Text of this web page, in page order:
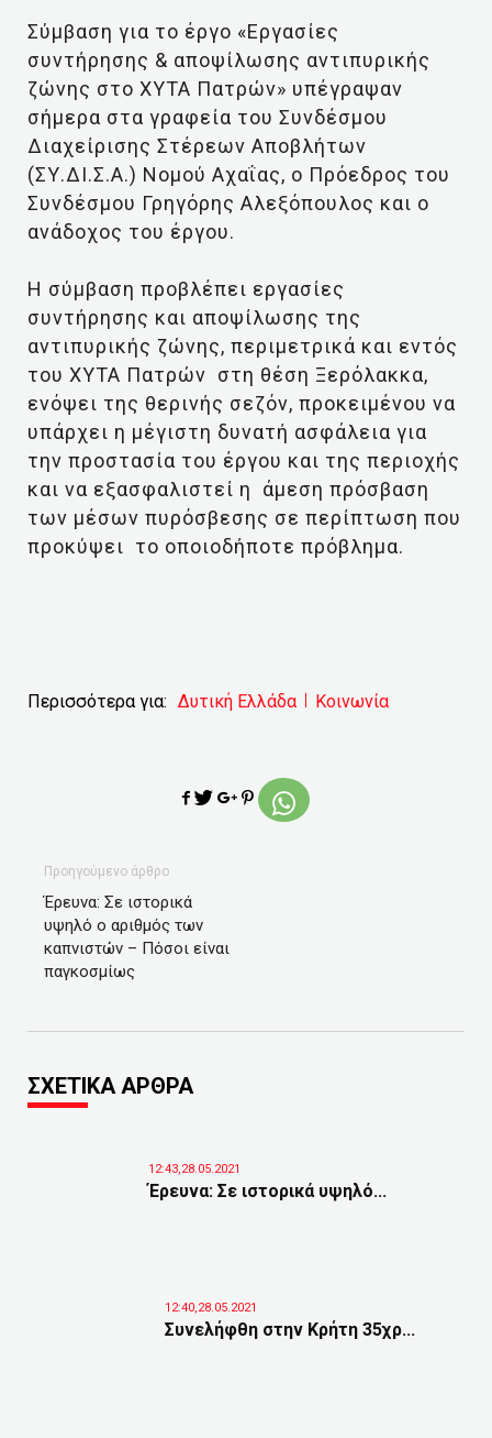
Σύμβαση για το έργο «Εργασίες
συντήρησης & αποψίλωσης αντιπυρικής
ζώνης στο ΧΥΤΑ Πατρών» υπέγραψαν
σήμερα στα γραφεία του Συνδέσμου
Διαχείρισης Στέρεων Αποβλήτων
(ΣΥ.ΔΙ.Σ.Α.) Νομού Αχαΐας, ο Πρόεδρος του
Συνδέσμου Γρηγόρης Αλεξόπουλος και ο
ανάδοχος του έργου.
Η σύμβαση προβλέπει εργασίες
συντήρησης και αποψίλωσης της
αντιπυρικής ζώνης, περιμετρικά και εντός
του ΧΥΤΑ Πατρών στη θέση Ξερόλακκα,
ενόψει της θερινής σεζόν, προκειμένου να
υπάρχει η μέγιστη δυνατή ασφάλεια για
την προστασία του έργου και της περιοχής
και να εξασφαλιστεί η άμεση πρόσβαση
των μέσων πυρόσβεσης σε περίπτωση που
προκύψει το οποιοδήποτε πρόβλημα.
Περισσότερα για: Δυτική Ελλάδα Κοινωνία
Προηγούμενο άρθρο
Έρευνα: Σε ιστορικά
υψηλό ο αριθμός των
καπνιστών – Πόσοι είναι
παγκοσμίως
ΣΧΕΤΙΚΑ ΑΡΘΡΑ
12:43,28.05.2021
Έρευνα: Σε ιστορικά υψηλό...
12:40,28.05.2021
Συνελήφθη στην Κρήτη 35χρ...